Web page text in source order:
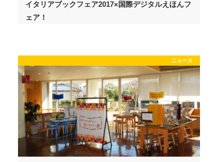
イタリアブックフェア2017×国際デジタルえほんフ
ェア！
ニュース